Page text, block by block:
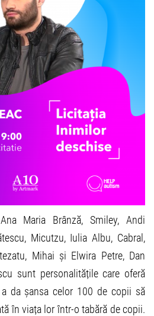
Maria Brânză, Smiley, Andi
Micutzu, Iulia Albu, Cabral,
Mihai și Elwira Petre, Dan
sunt personalitățile care oferă
da șansa celor 100 de copii să
în viața lor într-o tabără de copii.